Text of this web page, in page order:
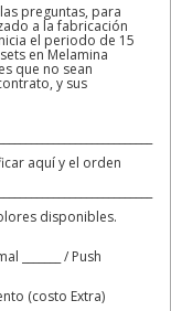
preguntas, para
a la fabricación
el periodo de 15
en Melamina
que no sean
y sus
aquí y el orden
disponibles.
_______ / Push
(costo Extra)